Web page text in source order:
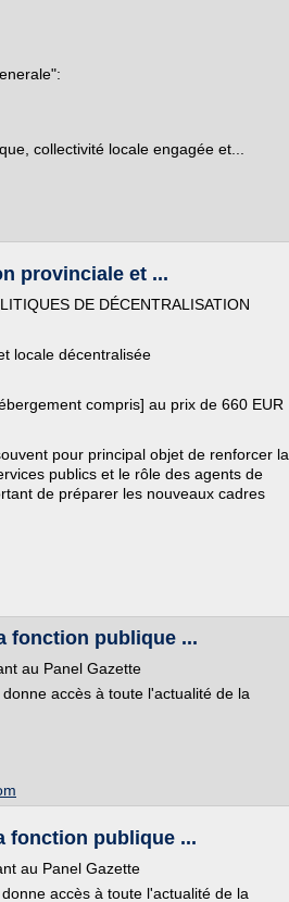
collectivité locale engagée et...
provinciale et ...
DE DÉCENTRALISATION
locale décentralisée
compris] au prix de 660 EUR
pour principal objet de renforcer la
publics et le rôle des agents de
de préparer les nouveaux cadres
fonction publique ...
au Panel Gazette
accès à toute l'actualité de la
fonction publique ...
au Panel Gazette
accès à toute l'actualité de la